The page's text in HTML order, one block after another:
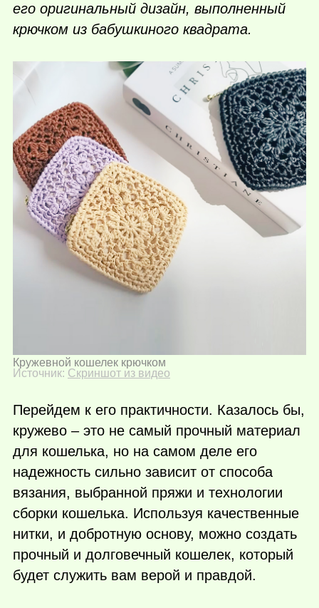
его оригинальный дизайн, выполненный
крючком из бабушкиного квадрата.
Кружевной кошелек крючком
Источник: Скриншот из видео
Перейдем к его практичности. Казалось бы,
кружево – это не самый прочный материал
для кошелька, но на самом деле его
надежность сильно зависит от способа
вязания, выбранной пряжи и технологии
сборки кошелька. Используя качественные
нитки, и добротную основу, можно создать
прочный и долговечный кошелек, который
будет служить вам верой и правдой.